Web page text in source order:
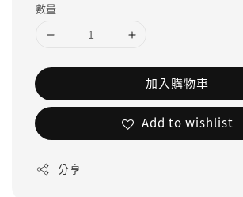
數量
加入購物車
Add to wishlist
分享